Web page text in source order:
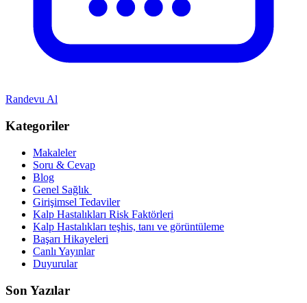
Randevu Al
Kategoriler
Makaleler
Soru & Cevap
Blog
Genel Sağlık
Girişimsel Tedaviler
Kalp Hastalıkları Risk Faktörleri
Kalp Hastalıkları teşhis, tanı ve görüntüleme
Başarı Hikayeleri
Canlı Yayınlar
Duyurular
Son Yazılar